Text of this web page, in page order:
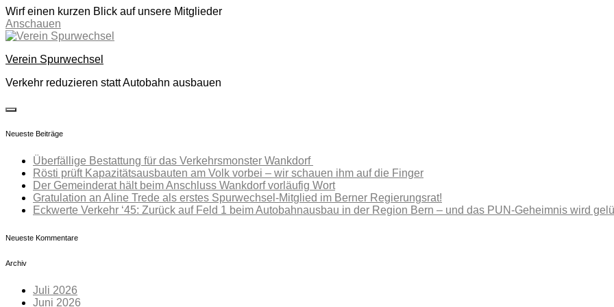
Wirf einen kurzen Blick auf unsere Mitglieder
Anschauen
Skip
content
Verein Spurwechsel
Verkehr reduzieren statt Autobahn ausbauen
toggle
sidebar
Neueste Beiträge
Überfällige Bestattung für das Verkehrsmonster Wankdorf
Rösti prüft Kapazitätsausbauten am Volk vorbei – wir schauen ihm auf die Finger
Der Gemeinderat hält beim Anschluss Wankdorf vorläufig Wort
Gratulation an Aline Trede als erstes Spurwechsel-Mitglied im Berner Regierungsrat!
Eckwerte Verkehr ‘45: Zurück auf Feld 1 beim Autobahnausbau in der Region Bern – und das PUN-Geheimnis wird
Neueste Kommentare
Archiv
Juli 2026
Juni 2026